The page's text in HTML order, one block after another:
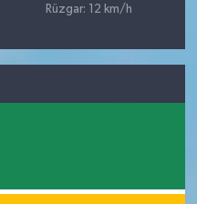
Rüzgar: 12 km/h